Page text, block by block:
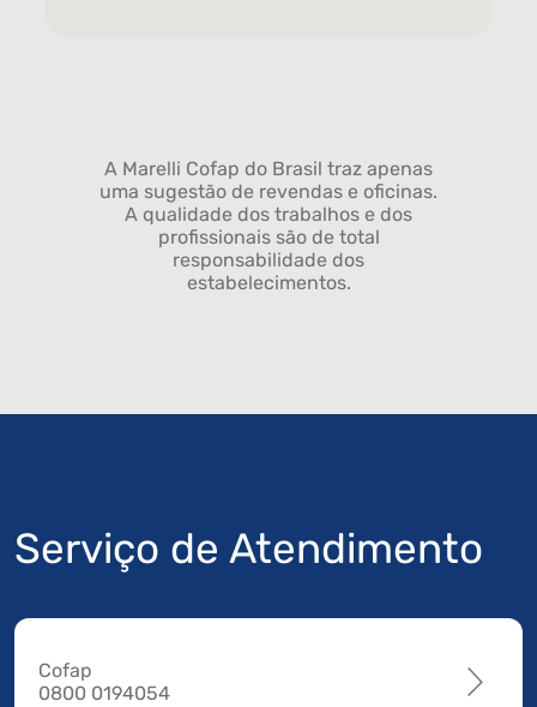
A Marelli Cofap do Brasil traz apenas
uma sugestão de revendas e oficinas.
A qualidade dos trabalhos e dos
profissionais são de total
responsabilidade dos
estabelecimentos.
Serviço de Atendimento
Cofap
0800 0194054